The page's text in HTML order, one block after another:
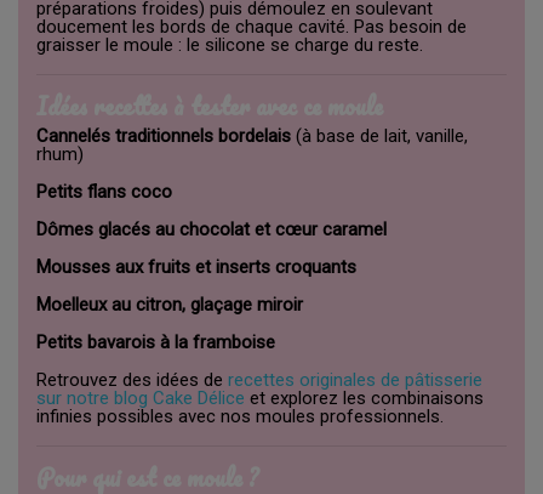
préparations froides) puis démoulez en soulevant
doucement les bords de chaque cavité. Pas besoin de
graisser le moule : le silicone se charge du reste.
Cannelés traditionnels bordelais (à base de lait, vanille,
rhum)
Petits flans coco
Dômes glacés au chocolat et cœur caramel
Mousses aux fruits et inserts croquants
Moelleux au citron, glaçage miroir
Petits bavarois à la framboise
Retrouvez des idées de recettes originales de pâtisserie
sur notre blog Cake Délice et explorez les combinaisons
infinies possibles avec nos moules professionnels.